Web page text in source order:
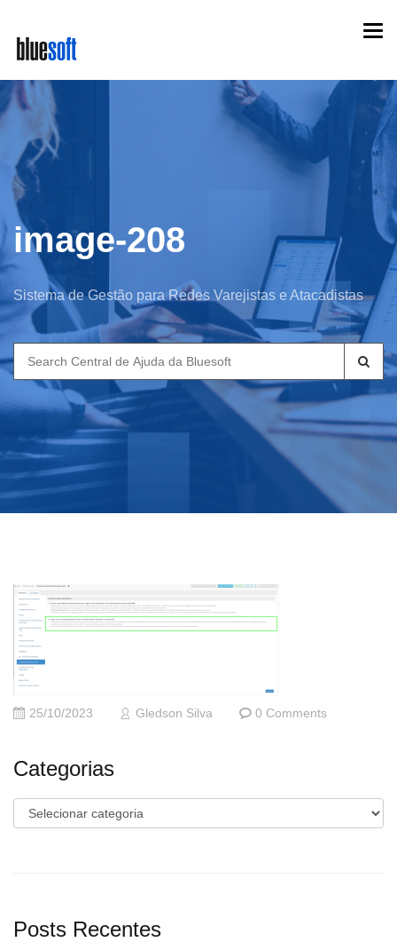
main
content
image-208
Sistema de Gestão para Redes Varejistas e Atacadistas
Search
for:
25/10/2023 Gledson Silva 0 Comments
Categorias
Categorias
Posts Recentes